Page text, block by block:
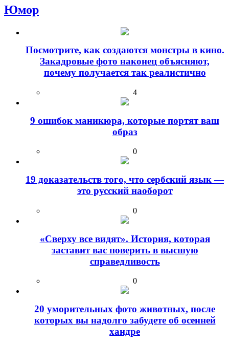
Юмор
Посмотрите, как создаются монстры в кино.
Закадровые фото наконец объясняют,
почему получается так реалистично
4
9 ошибок маникюра, которые портят ваш
образ
0
19 доказательств того, что сербский язык —
это русский наоборот
0
«Сверху все видят». История, которая
заставит вас поверить в высшую
справедливость
0
20 уморительных фото животных, после
которых вы надолго забудете об осенней
хандре